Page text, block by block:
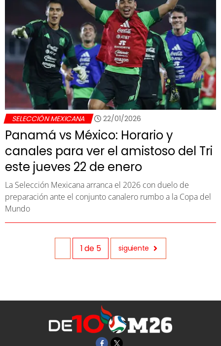
SELECCIÓN MEXICANA 22/01/2026
Panamá vs México: Horario y
canales para ver el amistoso del Tri
este jueves 22 de enero
La Selección Mexicana arranca el 2026 con duelo de
preparación ante el conjunto canalero rumbo a la Copa del
Mundo
1de 5 siguiente